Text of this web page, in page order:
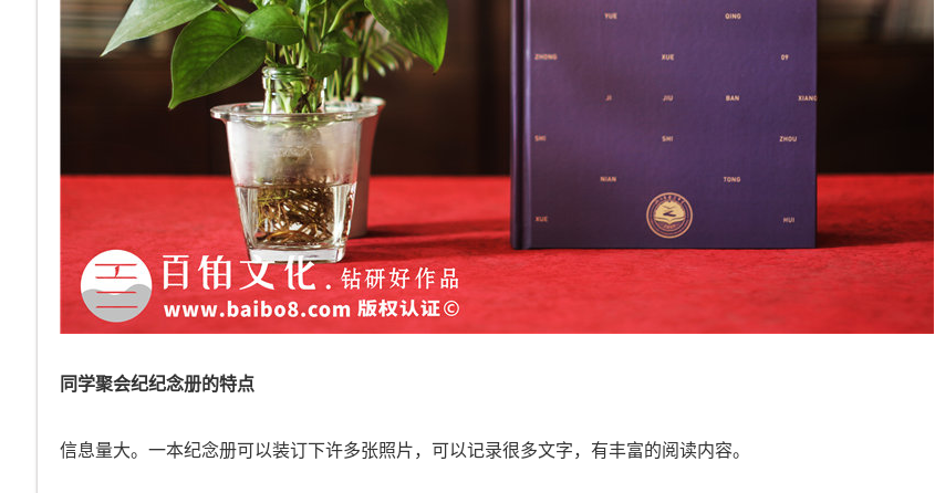
同学聚会纪纪念册的特点
信息量大。一本纪念册可以装订下许多张照片，可以记录很多文字，有丰富的阅读内容。